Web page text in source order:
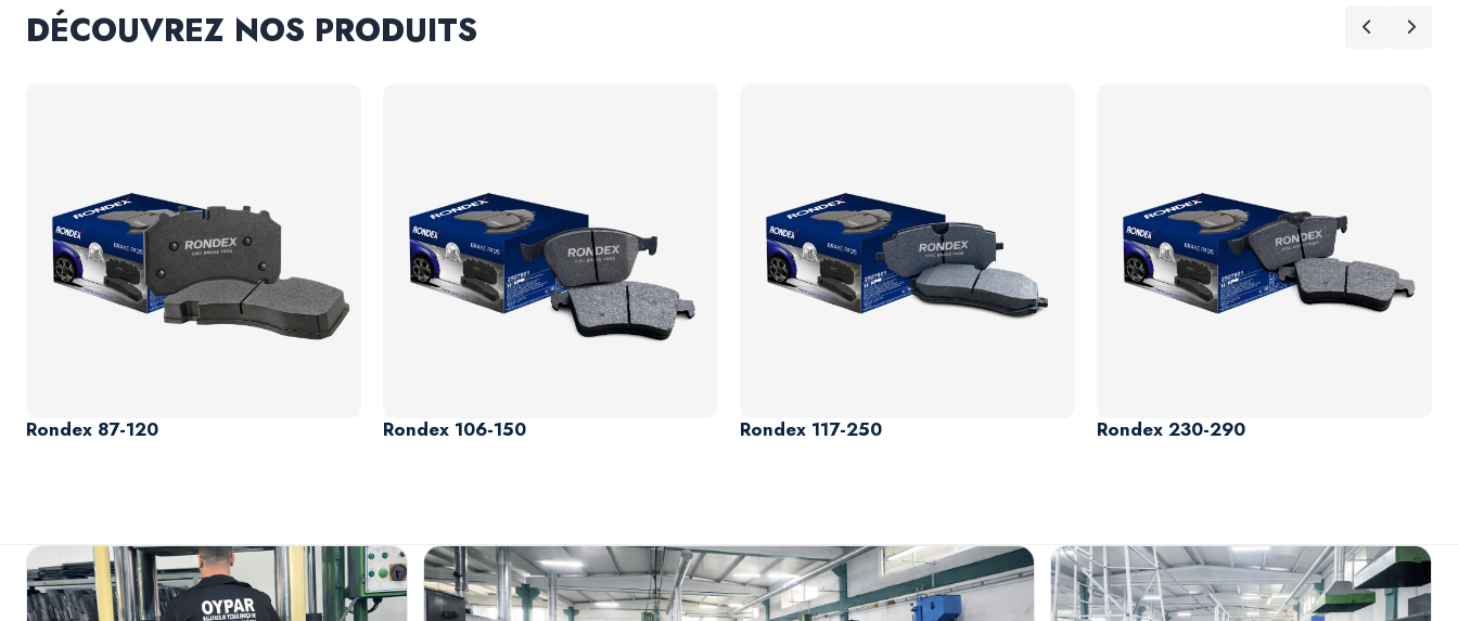
DÉCOUVREZ NOS PRODUITS
Rondex 87-120 Rondex 106-150 Rondex 117-250 Rondex 230-290